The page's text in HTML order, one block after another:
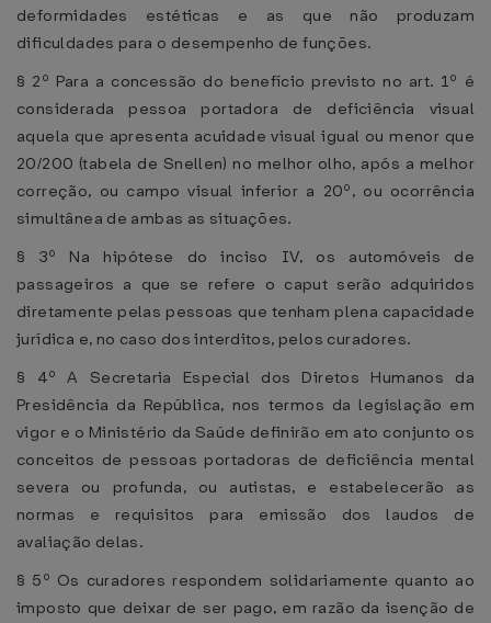
deformidades estéticas e as que não produzam
dificuldades para o desempenho de funções.
§ 2º Para a concessão do benefício previsto no art. 1º é
considerada pessoa portadora de deficiência visual
aquela que apresenta acuidade visual igual ou menor que
20/200 (tabela de Snellen) no melhor olho, após a melhor
correção, ou campo visual inferior a 20º, ou ocorrência
simultânea de ambas as situações.
§ 3º Na hipótese do inciso IV, os automóveis de
passageiros a que se refere o caput serão adquiridos
diretamente pelas pessoas que tenham plena capacidade
jurídica e, no caso dos interditos, pelos curadores.
§ 4º A Secretaria Especial dos Diretos Humanos da
Presidência da República, nos termos da legislação em
vigor e o Ministério da Saúde definirão em ato conjunto os
conceitos de pessoas portadoras de deficiência mental
severa ou profunda, ou autistas, e estabelecerão as
normas e requisitos para emissão dos laudos de
avaliação delas.
§ 5º Os curadores respondem solidariamente quanto ao
imposto que deixar de ser pago, em razão da isenção de